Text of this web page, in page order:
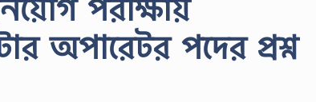
অপারেটর পদের প্রশ্ন